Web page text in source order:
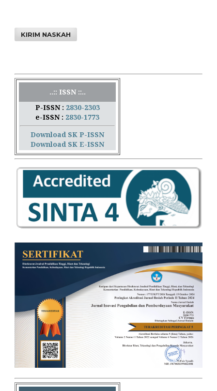
KIRIM NASKAH
..:: ISSN ::..
P-ISSN : 2830-2303
e-ISSN : 2830-1773
Download SK P-ISSN
Download SK E-ISSN